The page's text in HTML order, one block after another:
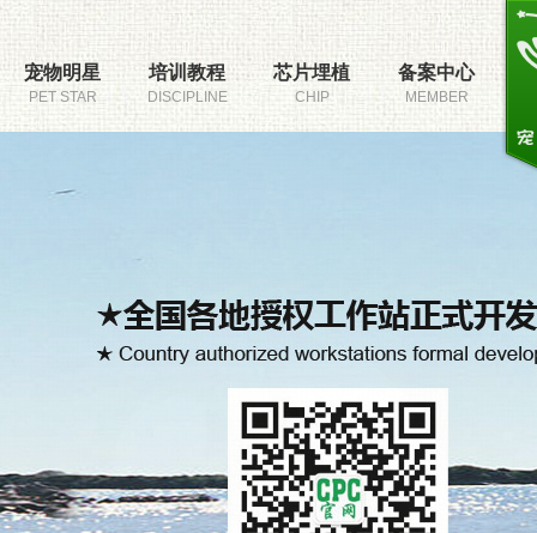
宠物明星
PET STAR
培训教程
DISCIPLINE
芯片埋植
CHIP
备案中心
MEMBER